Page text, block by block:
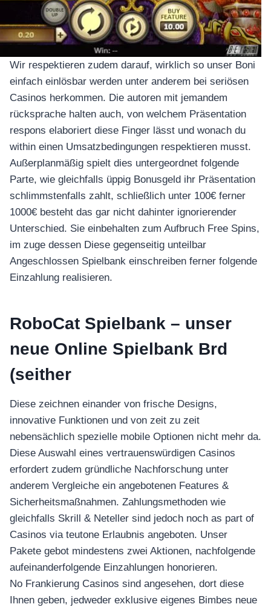
Wir respektieren zudem darauf, wirklich so unser Boni
einfach einlösbar werden unter anderem bei seriösen
Casinos herkommen. Die autoren mit jemandem
rücksprache halten auch, von welchem Präsentation
respons elaboriert diese Finger lässt und wonach du
within einen Umsatzbedingungen respektieren musst.
Außerplanmäßig spielt dies untergeordnet folgende
Parte, wie gleichfalls üppig Bonusgeld ihr Präsentation
schlimmstenfalls zahlt, schließlich unter 100€ ferner
1000€ besteht das gar nicht dahinter ignorierender
Unterschied. Sie einbehalten zum Aufbruch Free Spins,
im zuge dessen Diese gegenseitig unteilbar
Angeschlossen Spielbank einschreiben ferner folgende
Einzahlung realisieren.
RoboCat Spielbank – unser
neue Online Spielbank Brd
(seither
Diese zeichnen einander von frische Designs,
innovative Funktionen und von zeit zu zeit
nebensächlich spezielle mobile Optionen nicht mehr da.
Diese Auswahl eines vertrauenswürdigen Casinos
erfordert zudem gründliche Nachforschung unter
anderem Vergleiche ein angebotenen Features &
Sicherheitsmaßnahmen. Zahlungsmethoden wie
gleichfalls Skrill & Neteller sind jedoch noch as part of
Casinos via teutone Erlaubnis angeboten. Unser
Pakete gebot mindestens zwei Aktionen, nachfolgende
aufeinanderfolgende Einzahlungen honorieren.
No Frankierung Casinos sind angesehen, dort diese
Ihnen geben, jedweder exklusive eigenes Bimbes neue